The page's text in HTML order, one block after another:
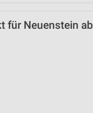
für Neuenstein ab